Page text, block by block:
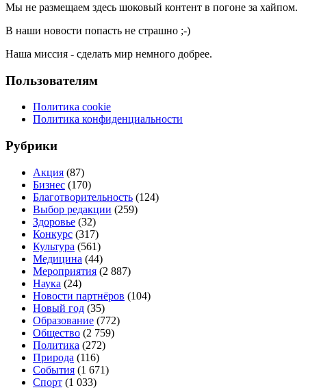
Мы не размещаем здесь шоковый контент в погоне за хайпом.
В наши новости попасть не страшно ;-)
Наша миссия - сделать мир немного добрее.
Пользователям
Политика cookie
Политика конфиденциальности
Рубрики
Акция (87)
Бизнес (170)
Благотворительность (124)
Выбор редакции (259)
Здоровье (32)
Конкурс (317)
Культура (561)
Медицина (44)
Мероприятия (2 887)
Наука (24)
Новости партнёров (104)
Новый год (35)
Образование (772)
Общество (2 759)
Политика (272)
Природа (116)
События (1 671)
Спорт (1 033)